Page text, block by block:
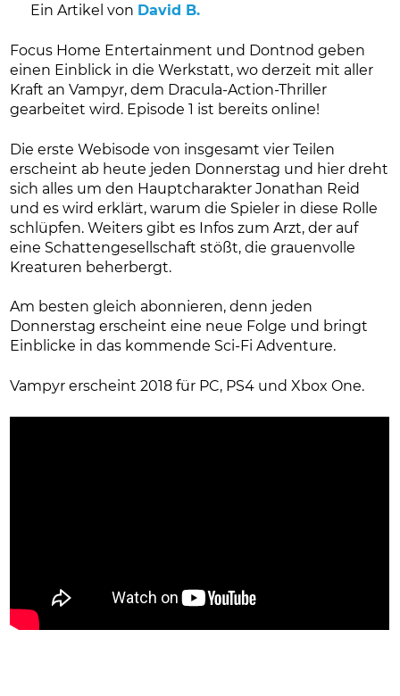
Ein Artikel von David B.
Focus Home Entertainment und Dontnod geben
einen Einblick in die Werkstatt, wo derzeit mit aller
Kraft an Vampyr, dem Dracula-Action-Thriller
gearbeitet wird. Episode 1 ist bereits online!
Die erste Webisode von insgesamt vier Teilen
erscheint ab heute jeden Donnerstag und hier dreht
sich alles um den Hauptcharakter Jonathan Reid
und es wird erklärt, warum die Spieler in diese Rolle
schlüpfen. Weiters gibt es Infos zum Arzt, der auf
eine Schattengesellschaft stößt, die grauenvolle
Kreaturen beherbergt.
Am besten gleich abonnieren, denn jeden
Donnerstag erscheint eine neue Folge und bringt
Einblicke in das kommende Sci-Fi Adventure.
Vampyr erscheint 2018 für PC, PS4 und Xbox One.